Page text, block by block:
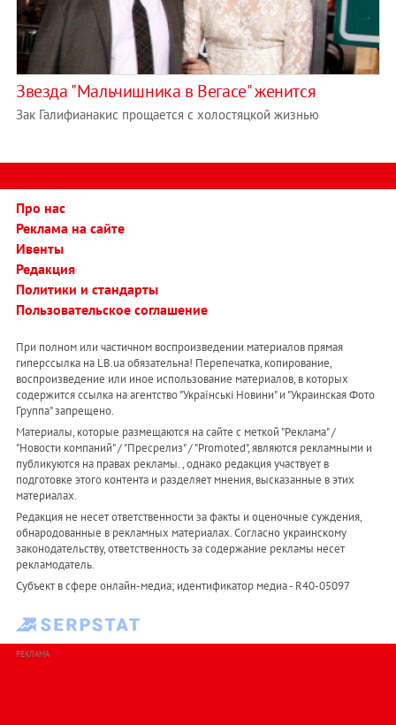
Звезда "Мальчишника в Вегасе" женится
Зак Галифианакис прощается с холостяцкой жизнью
Про нас
Реклама на сайте
Ивенты
Редакция
Политики и стандарты
Пользовательское соглашение
При полном или частичном воспроизведении материалов прямая
гиперссылка на LB.ua обязательна! Перепечатка, копирование,
воспроизведение или иное использование материалов, в которых
содержится ссылка на агентство "Українськi Новини" и "Украинская Фото
Группа" запрещено.
Материалы, которые размещаются на сайте с меткой "Реклама" /
"Новости компаний" / "Пресрелиз" / "Promoted", являются рекламными и
публикуются на правах рекламы. , однако редакция участвует в
подготовке этого контента и разделяет мнения, высказанные в этих
материалах.
Редакция не несет ответственности за факты и оценочные суждения,
обнародованные в рекламных материалах. Согласно украинскому
законодательству, ответственность за содержание рекламы несет
рекламодатель.
Субъект в сфере онлайн-медиа; идентификатор медиа - R40-05097
РЕКЛАМА